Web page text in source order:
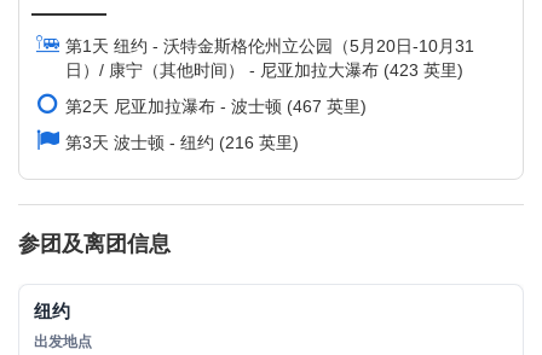
第1天 纽约 - 沃特金斯格伦州立公园（5月20日-10月31
日）/ 康宁（其他时间） - 尼亚加拉大瀑布 (423 英里)
第2天 尼亚加拉瀑布 - 波士顿 (467 英里)
第3天 波士顿 - 纽约 (216 英里)
参团及离团信息
纽约